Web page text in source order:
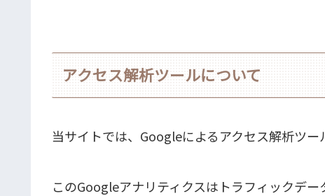
アクセス解析ツールについて
当サイトでは、Googleによるアクセス解析ツー
このGoogleアナリティクスはトラフィックデ